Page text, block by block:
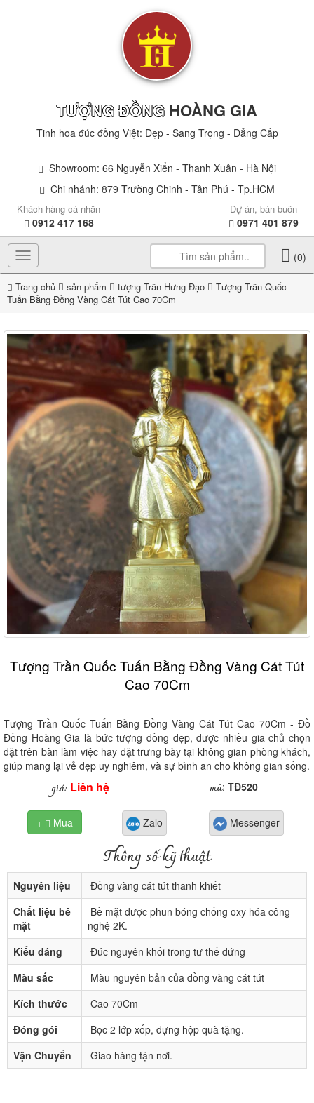
TƯỢNG ĐỒNG HOÀNG GIA
Tinh hoa đúc đồng Việt: Đẹp - Sang Trọng - Đẳng Cấp
Showroom: 66 Nguyễn Xiển - Thanh Xuân - Hà Nội
Chi nhánh: 879 Trường Chinh - Tân Phú - Tp.HCM
-Khách hàng cá nhân-
0912 417 168
-Dự án, bán buôn-
0971 401 879
Toggle
navigation
(0)
Trang chủ sản phẩm tượng Trần Hưng Đạo
Tượng Trần Quốc
Tuấn Bằng Đồng Vàng Cát Tút Cao 70Cm
Tượng Trần Quốc Tuấn Bằng Đồng Vàng Cát Tút
Cao 70Cm
Tượng Trần Quốc Tuấn Bằng Đồng Vàng Cát Tút Cao 70Cm - Đồ
Đồng Hoàng Gia là bức tượng đồng đẹp, được nhiều gia chủ chọn
đặt trên bàn làm việc hay đặt trưng bày tại không gian phòng khách,
giúp mang lại vẻ đẹp uy nghiêm, và sự bình an cho không gian sống.
giá: Liên hệ mã: TĐ520
+  Mua Zalo Messenger
Thông số kỹ thuật
Nguyên liệu
Đồng vàng cát tút thanh khiết
Chất liệu bề
mặt
Bề mặt được phun bóng chống oxy hóa công
nghệ 2K.
Kiểu dáng
Đúc nguyên khối trong tư thế đứng
Màu sắc
Màu nguyên bản của đồng vàng cát tút
Kích thước
Cao 70Cm
Đóng gói
Bọc 2 lớp xốp, đựng hộp quà tặng.
Vận Chuyển
Giao hàng tận nơi.